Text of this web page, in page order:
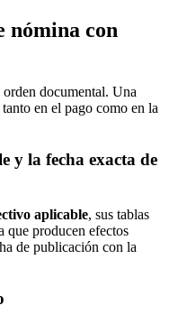
nómina con
orden documental. Una
en el pago como en la
y la fecha exacta de
aplicable, sus tablas
que producen efectos
de publicación con la